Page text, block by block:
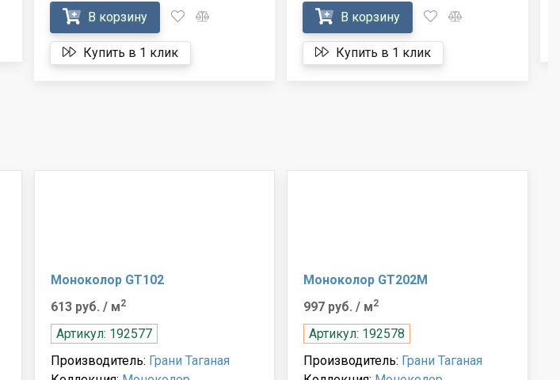
В корзину
Купить в 1 клик
В корзину
Купить в 1 клик
Моноколор GT102
613 руб. / м2
Артикул: 192577
Производитель: Грани Таганая
Моноколор GT202M
997 руб./ м2
Артикул: 192578
Производитель: Грани Таганая